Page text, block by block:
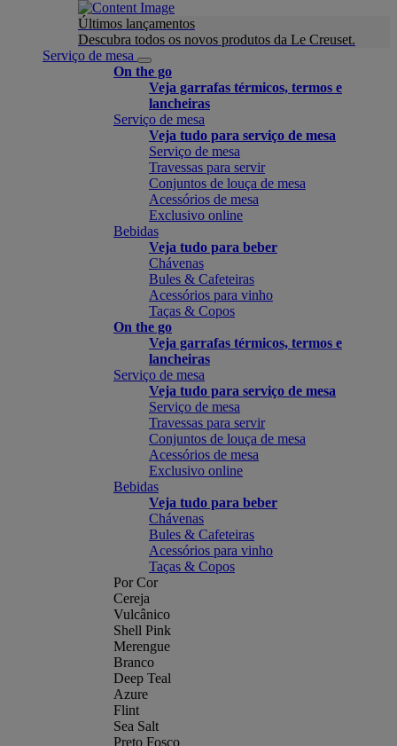
Últimos lançamentos
Descubra todos os novos produtos da Le Creuset.
Serviço de mesa
On the go
Veja garrafas térmicos, termos e
lancheiras
Serviço de mesa
Veja tudo para serviço de mesa
Serviço de mesa
Travessas para servir
Conjuntos de louça de mesa
Acessórios de mesa
Exclusivo online
Bebidas
Veja tudo para beber
Chávenas
Bules & Cafeteiras
Acessórios para vinho
Taças & Copos
On the go
Veja garrafas térmicos, termos e
lancheiras
Serviço de mesa
Veja tudo para serviço de mesa
Serviço de mesa
Travessas para servir
Conjuntos de louça de mesa
Acessórios de mesa
Exclusivo online
Bebidas
Veja tudo para beber
Chávenas
Bules & Cafeteiras
Acessórios para vinho
Taças & Copos
Por Cor
Cereja
Vulcânico
Shell Pink
Merengue
Branco
Deep Teal
Azure
Flint
Sea Salt
Preto Fosco